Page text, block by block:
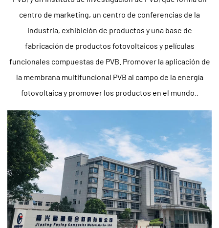
centro de marketing, un centro de conferencias de la
industria, exhibición de productos y una base de
fabricación de productos fotovoltaicos y películas
funcionales compuestas de PVB. Promover la aplicación de
la membrana multifuncional PVB al campo de la energía
fotovoltaica y promover los productos en el mundo..